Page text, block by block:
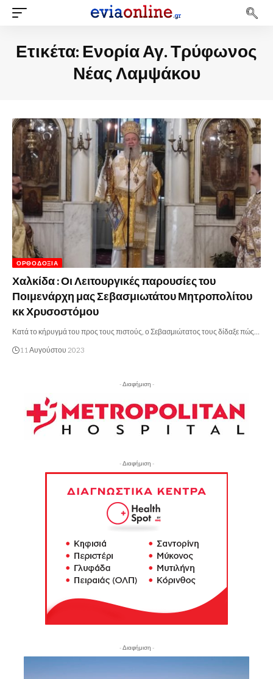
Ετικέτα: Ενορία Αγ. Τρύφωνος
Νέας Λαμψάκου
ΟΡΘΟΔΟΞΊΑ
Χαλκίδα : Οι Λειτουργικές παρουσίες του
Ποιμενάρχη μας Σεβασμιωτάτου Μητροπολίτου
κκ Χρυσοστόμου
Κατά το κήρυγμά του προς τους πιστούς, ο Σεβασμιώτατος τους δίδαξε πώς…
11 Αυγούστου 2023
- Διαφήμιση -
- Διαφήμιση -
- Διαφήμιση -